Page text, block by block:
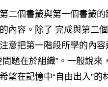
個書籤與第一個書籤的
內容。除了 ​​完成與第二
意把第一階段所學的內容
題在於組織”。一般說來
在記憶中“自由出入”的